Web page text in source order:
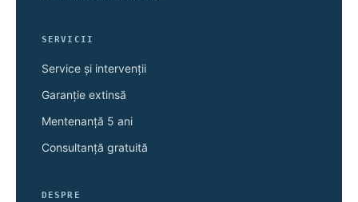
SERVICII
Service și intervenții
Garanție extinsă
Mentenanță 5 ani
Consultanță gratuită
DESPRE